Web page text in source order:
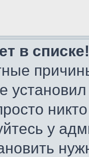
в списке!
у